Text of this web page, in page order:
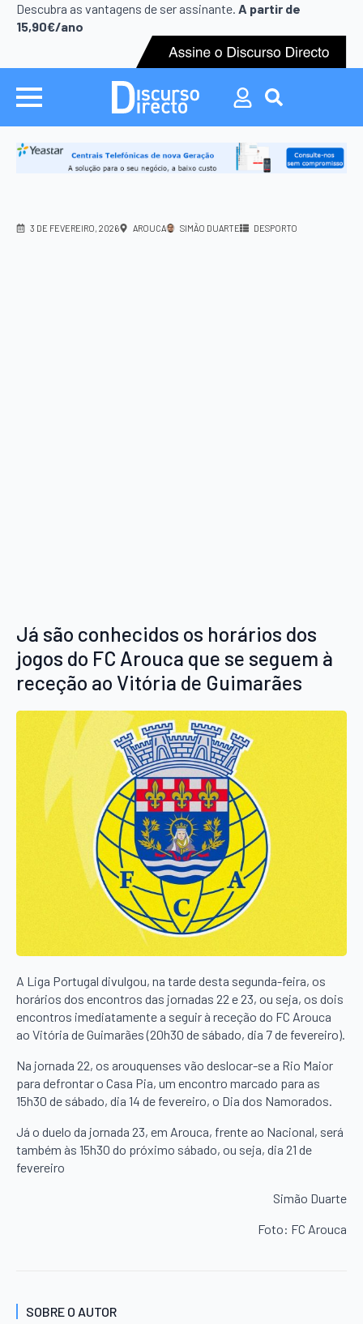
Descubra as vantagens de ser assinante. A partir de
15,90€/ano
Search
for:
Search
3 DE FEVEREIRO, 2026 AROUCA SIMÃO DUARTE DESPORTO
Já são conhecidos os horários dos
jogos do FC Arouca que se seguem à
receção ao Vitória de Guimarães
A Liga Portugal divulgou, na tarde desta segunda-feira, os
horários dos encontros das jornadas 22 e 23, ou seja, os dois
encontros imediatamente a seguir à receção do FC Arouca
ao Vitória de Guimarães (20h30 de sábado, dia 7 de fevereiro).
Na jornada 22, os arouquenses vão deslocar-se a Rio Maior
para defrontar o Casa Pia, um encontro marcado para as
15h30 de sábado, dia 14 de fevereiro, o Dia dos Namorados.
Já o duelo da jornada 23, em Arouca, frente ao Nacional, será
também às 15h30 do próximo sábado, ou seja, dia 21 de
fevereiro
Simão Duarte
Foto: FC Arouca
SOBRE O AUTOR